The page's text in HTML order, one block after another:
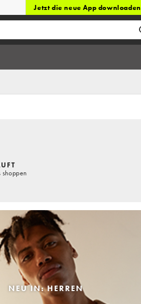
Jetzt die neue App downloaden
NEU IN: HERREN